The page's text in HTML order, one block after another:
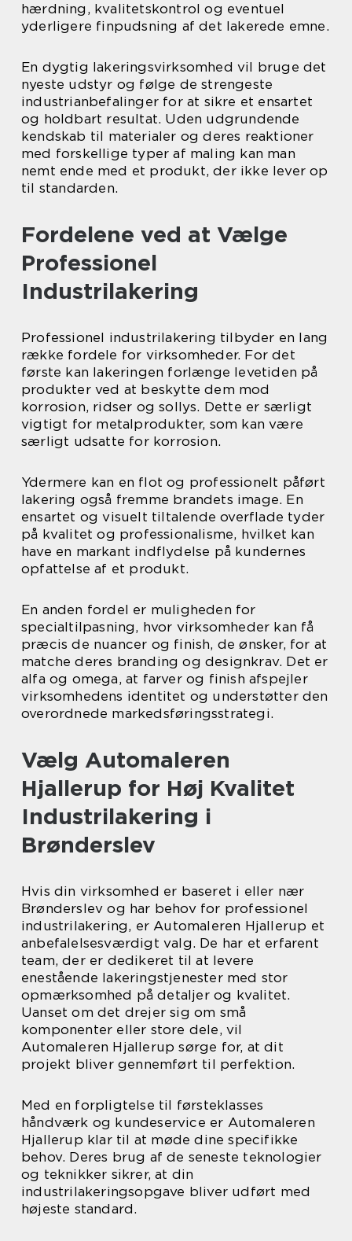
hærdning, kvalitetskontrol og eventuel
yderligere finpudsning af det lakerede emne.
En dygtig lakeringsvirksomhed vil bruge det
nyeste udstyr og følge de strengeste
industrianbefalinger for at sikre et ensartet
og holdbart resultat. Uden udgrundende
kendskab til materialer og deres reaktioner
med forskellige typer af maling kan man
nemt ende med et produkt, der ikke lever op
til standarden.
Fordelene ved at Vælge
Professionel
Industrilakering
Professionel industrilakering tilbyder en lang
række fordele for virksomheder. For det
første kan lakeringen forlænge levetiden på
produkter ved at beskytte dem mod
korrosion, ridser og sollys. Dette er særligt
vigtigt for metalprodukter, som kan være
særligt udsatte for korrosion.
Ydermere kan en flot og professionelt påført
lakering også fremme brandets image. En
ensartet og visuelt tiltalende overflade tyder
på kvalitet og professionalisme, hvilket kan
have en markant indflydelse på kundernes
opfattelse af et produkt.
En anden fordel er muligheden for
specialtilpasning, hvor virksomheder kan få
præcis de nuancer og finish, de ønsker, for at
matche deres branding og designkrav. Det er
alfa og omega, at farver og finish afspejler
virksomhedens identitet og understøtter den
overordnede markedsføringsstrategi.
Vælg Automaleren
Hjallerup for Høj Kvalitet
Industrilakering i
Brønderslev
Hvis din virksomhed er baseret i eller nær
Brønderslev og har behov for professionel
industrilakering, er Automaleren Hjallerup et
anbefalelsesværdigt valg. De har et erfarent
team, der er dedikeret til at levere
enestående lakeringstjenester med stor
opmærksomhed på detaljer og kvalitet.
Uanset om det drejer sig om små
komponenter eller store dele, vil
Automaleren Hjallerup sørge for, at dit
projekt bliver gennemført til perfektion.
Med en forpligtelse til førsteklasses
håndværk og kundeservice er Automaleren
Hjallerup klar til at møde dine specifikke
behov. Deres brug af de seneste teknologier
og teknikker sikrer, at din
industrilakeringsopgave bliver udført med
højeste standard.